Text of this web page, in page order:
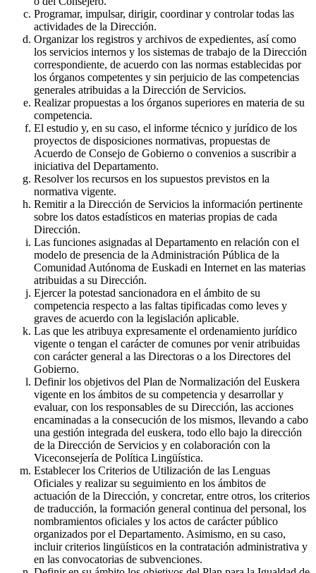
Programar, impulsar, dirigir, coordinar y controlar todas las
actividades de la Dirección.
Organizar los registros y archivos de expedientes, así como
los servicios internos y los sistemas de trabajo de la Dirección
correspondiente, de acuerdo con las normas establecidas por
los órganos competentes y sin perjuicio de las competencias
generales atribuidas a la Dirección de Servicios.
Realizar propuestas a los órganos superiores en materia de su
competencia.
El estudio y, en su caso, el informe técnico y jurídico de los
proyectos de disposiciones normativas, propuestas de
Acuerdo de Consejo de Gobierno o convenios a suscribir a
iniciativa del Departamento.
Resolver los recursos en los supuestos previstos en la
normativa vigente.
Remitir a la Dirección de Servicios la información pertinente
sobre los datos estadísticos en materias propias de cada
Dirección.
Las funciones asignadas al Departamento en relación con el
modelo de presencia de la Administración Pública de la
Comunidad Autónoma de Euskadi en Internet en las materias
atribuidas a su Dirección.
Ejercer la potestad sancionadora en el ámbito de su
competencia respecto a las faltas tipificadas como leves y
graves de acuerdo con la legislación aplicable.
Las que les atribuya expresamente el ordenamiento jurídico
vigente o tengan el carácter de comunes por venir atribuidas
con carácter general a las Directoras o a los Directores del
Gobierno.
Definir los objetivos del Plan de Normalización del Euskera
vigente en los ámbitos de su competencia y desarrollar y
evaluar, con los responsables de su Dirección, las acciones
encaminadas a la consecución de los mismos, llevando a cabo
una gestión integrada del euskera, todo ello bajo la dirección
de la Dirección de Servicios y en colaboración con la
Viceconsejería de Política Lingüística.
Establecer los Criterios de Utilización de las Lenguas
Oficiales y realizar su seguimiento en los ámbitos de
actuación de la Dirección, y concretar, entre otros, los criterios
de traducción, la formación general continua del personal, los
nombramientos oficiales y los actos de carácter público
organizados por el Departamento. Asimismo, en su caso,
incluir criterios lingüísticos en la contratación administrativa y
en las convocatorias de subvenciones.